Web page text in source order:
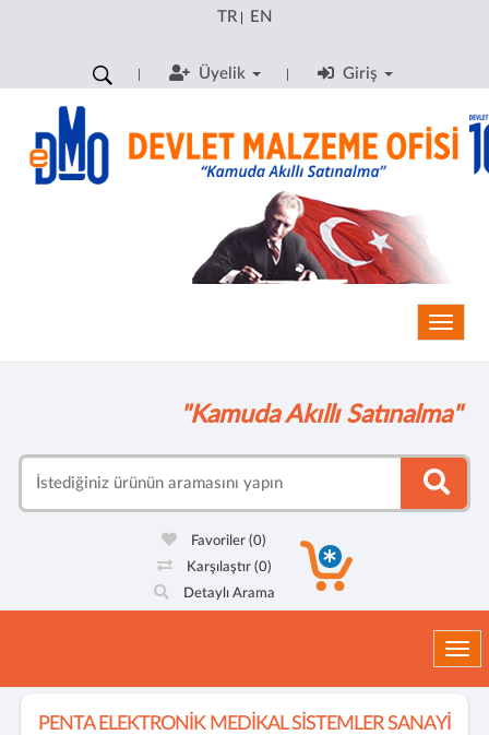
TR| EN
Üyelik Giriş
"Kamuda Akıllı Satınalma"
Favoriler(0)
Karşılaştır (0)
Detaylı Arama
PENTA ELEKTRONİK MEDİKAL SİSTEMLER SANAYİ